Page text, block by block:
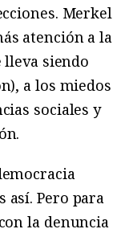
Merkel
atención a la
lleva siendo
a los miedos
sociales y
así. Pero para
la denuncia